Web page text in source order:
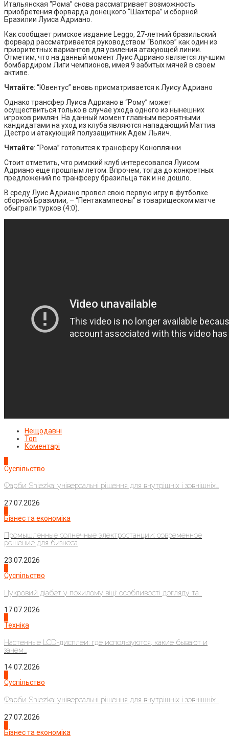
Итальянская “Рома” снова рассматривает возможность
приобретения форварда донецкого “Шахтера” и сборной
Бразилии Луиса Адриано.
Как сообщает римское издание Leggo, 27-летний бразильский
форвард рассматривается руководством “Волков” как один из
приоритетных вариантов для усиления атакующей линии.
Отметим, что на данный момент Луис Адриано является лучшим
бомбардиром Лиги чемпионов, имея 9 забитых мячей в своем
активе.
Читайте: “Ювентус” вновь присматривается к Луису Адриано
Однако трансфер Луиса Адриано в “Рому” может
осуществиться только в случае ухода одного из нынешних
игроков римлян. На данный момент главным вероятными
кандидатами на уход из клуба являются нападающий Маттиа
Дестро и атакующий полузащитник Адем Льяич.
Читайте: “Рома” готовится к трансферу Коноплянки
Стоит отметить, что римский клуб интересовался Луисом
Адриано еще прошлым летом. Впрочем, тогда до конкретных
предложений по транфсеру бразильца так и не дошло.
В среду Луис Адриано провел свою первую игру в футболке
сборной Бразилии, – “Пентакампеоны” в товарищеском матче
обыграли турков (4:0).
Нещодавні
Топ
Коментарі
Суспільство
Фарби Sniezka: універсальні рішення для внутрішніх і зовнішніх...
27.07.2026
Бізнес та економіка
Промышленные солнечные электростанции: современное
решение для бизнеса
23.07.2026
Суспільство
Цукровий діабет у похилому віці: особливості догляду та...
17.07.2026
Техніка
Настенные LCD-дисплеи: где используются, какие бывают и
зачем...
14.07.2026
Суспільство
Фарби Sniezka: універсальні рішення для внутрішніх і зовнішніх...
27.07.2026
Бізнес та економіка